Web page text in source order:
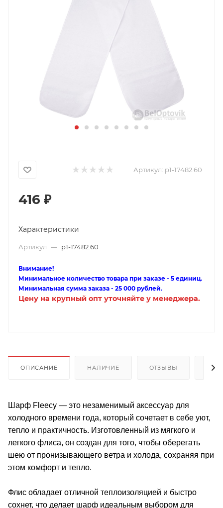
Артикул: p1-17482.60
416 ₽
Характеристики
Артикул — p1-17482.60
Внимание!
Минимальное количество товара при заказе - 5 единиц.
Минимальная сумма заказа - 25 000 рублей.
Цену на крупный опт уточняйте у менеджера.
ОПИСАНИЕ НАЛИЧИЕ ОТЗЫВЫ
Шарф Fleecy — это незаменимый аксессуар для
холодного времени года, который сочетает в себе уют,
тепло и практичность. Изготовленный из мягкого и
легкого флиса, он создан для того, чтобы оберегать
шею от пронизывающего ветра и холода, сохраняя при
этом комфорт и тепло.
Флис обладает отличной теплоизоляцией и быстро
сохнет, что делает шарф идеальным выбором для